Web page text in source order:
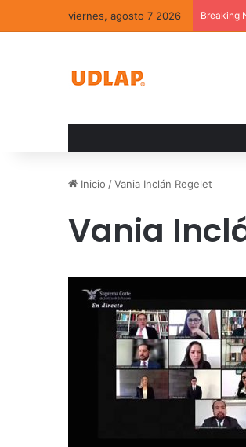
viernes, agosto 7 2026 Breaking
Inicio /Vania Inclán Regelet
Vania